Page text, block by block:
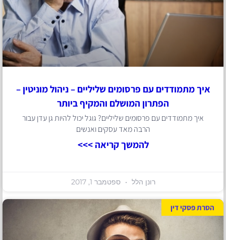
איך מתמודדים עם פרסומים שליליים – ניהול מוניטין –
הפתרון המושלם והמקיף ביותר
איך מתמודדים עם פרסומים שליליים? גוגל יכול להיות גן עדן עבור
הרבה מאד עסקים ואנשים
להמשך קריאה >>>
רונן הלל ספטמבר 1, 2017
הסרת פסקי דין